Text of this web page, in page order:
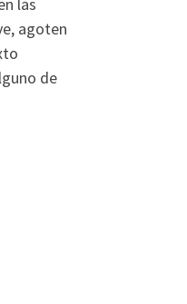
las
agoten
de